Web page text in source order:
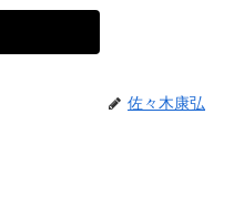
佐々木康弘